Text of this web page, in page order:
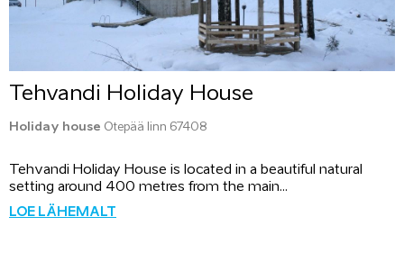
Tehvandi Holiday House
Holiday house Otepää linn 67408
Tehvandi Holiday House is located in a beautiful natural
setting around 400 metres from the main...
LOE LÄHEMALT